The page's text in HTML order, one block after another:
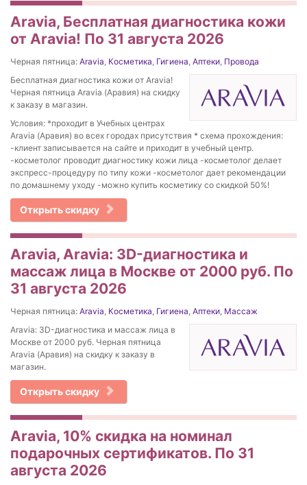
Aravia, Бесплатная диагностика кожи
от Aravia! По 31 августа 2026
Черная пятница: Aravia, Косметика, Гигиена, Аптеки, Провода
Бесплатная диагностика кожи от Aravia!
Черная пятница Aravia (Аравия) на скидку
к заказу в магазин.
Условия: *проходит в Учебных центрах
Aravia (Аравия) во всех городах присутствия * схема прохождения:
-клиент записывается на сайте и приходит в учебный центр.
-косметолог проводит диагностику кожи лица -косметолог делает
экспресс-процедуру по типу кожи -косметолог дает рекомендации
по домашнему уходу -можно купить косметику со скидкой 50%!
Открыть скидку
Aravia, Aravia: 3D-диагностика и
массаж лица в Москве от 2000 руб. По
31 августа 2026
Черная пятница: Aravia, Косметика, Гигиена, Аптеки, Массаж
Aravia: 3D-диагностика и массаж лица в
Москве от 2000 руб. Черная пятница
Aravia (Аравия) на скидку к заказу в
магазин.
Открыть скидку
Aravia, 10% скидка на номинал
подарочных сертификатов. По 31
августа 2026